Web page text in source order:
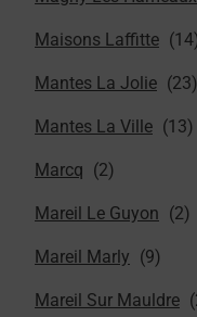
Maisons Laffitte
Mantes La Jolie
Mantes La Ville
Marcq
Mareil Le Guyon
Mareil Marly
Mareil Sur Mauldre